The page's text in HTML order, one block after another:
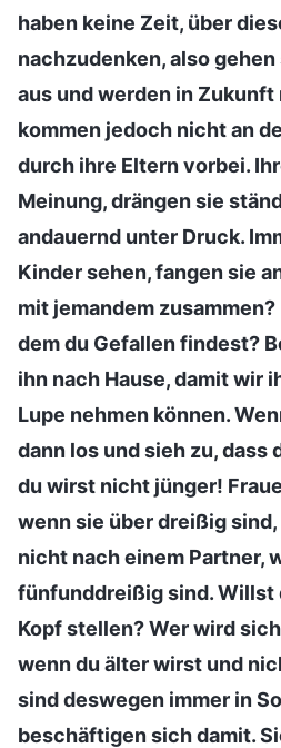
haben keine Zeit, über
nachzudenken, also
aus und werden in
kommen jedoch nicht an
durch ihre Eltern vorbei.
Meinung, drängen sie
andauernd unter Druck.
Kinder sehen, fangen sie
mit jemandem zusammen?
dem du Gefallen findest?
ihn nach Hause, damit wir
Lupe nehmen können.
dann los und sieh zu, dass
du wirst nicht jünger!
wenn sie über dreißig
nicht nach einem Partner,
fünfunddreißig sind. Willst
Kopf stellen? Wer wird
wenn du älter wirst und
sind deswegen immer in
beschäftigen sich damit.